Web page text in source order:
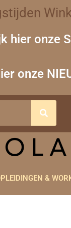
hier onze
onze
&